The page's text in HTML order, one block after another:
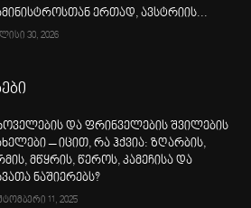
ერთად, ავსტრიის...
30, 2026
და ფრინველების შვილების
– იცით, რა ჰქვია: ზღარბის,
მწყრის, წეროს, კამეჩისა და
ნაშიერებს?
11, 2025